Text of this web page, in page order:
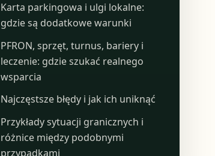
Karta parkingowa i ulgi lokalne:
gdzie są dodatkowe warunki
PFRON, sprzęt, turnus, bariery i
leczenie: gdzie szukać realnego
wsparcia
Najczęstsze błędy i jak ich uniknąć
Przykłady sytuacji granicznych i
różnice między podobnymi
przypadkami